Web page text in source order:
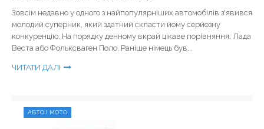
Зовсім недавно у одного з найпопулярніших автомобілів з'явився
молодий суперник, який здатний скласти йому серйозну
конкуренцію. На порядку денному вкрай цікаве порівняння: Лада
Веста або Фольксваген Поло. Раніше німець був...
ЧИТАТИ ДАЛІ
АВТО І МОТО